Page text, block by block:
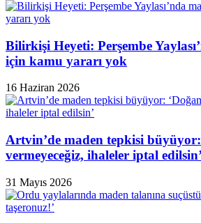
Bilirkişi Heyeti: Perşembe
için kamu yararı yok
16 Haziran 2026
Artvin’de maden tepkisi büyüyor:
vermeyeceğiz, ihaleler iptal edilsin’
31 Mayıs 2026